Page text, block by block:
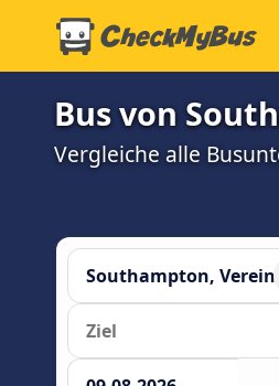
Bus von
Vergleiche alle